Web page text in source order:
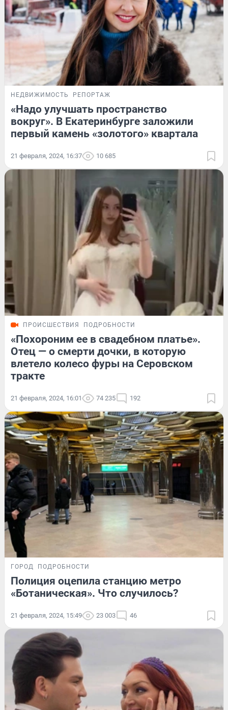
НЕДВИЖИМОСТЬ РЕПОРТАЖ
«Надо улучшать пространство
вокруг». В Екатеринбурге заложили
первый камень «золотого» квартала
21 февраля, 2024, 16:37 10 685
ПРОИСШЕСТВИЯ ПОДРОБНОСТИ
«Похороним ее в свадебном платье».
Отец — о смерти дочки, в которую
влетело колесо фуры на Серовском
тракте
21 февраля, 2024, 16:01 74 235 192
ГОРОД ПОДРОБНОСТИ
Полиция оцепила станцию метро
«Ботаническая». Что случилось?
21 февраля, 2024, 15:49 23 003 46